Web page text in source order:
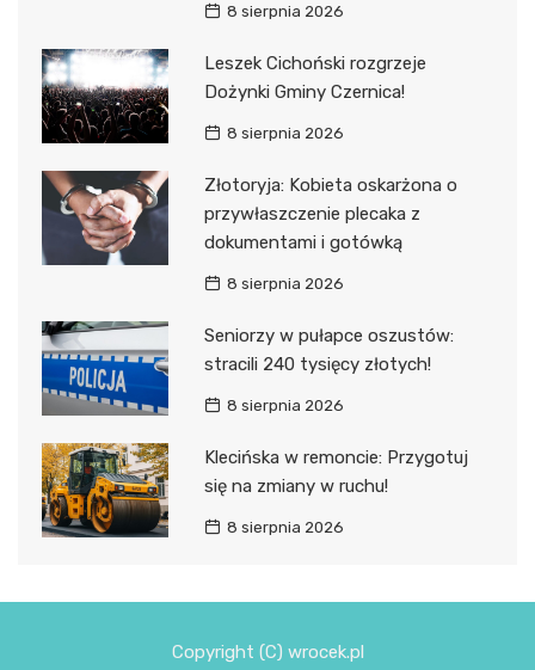
8 sierpnia 2026
Leszek Cichoński rozgrzeje
Dożynki Gminy Czernica!
8 sierpnia 2026
Złotoryja: Kobieta oskarżona o
przywłaszczenie plecaka z
dokumentami i gotówką
8 sierpnia 2026
Seniorzy w pułapce oszustów:
stracili 240 tysięcy złotych!
8 sierpnia 2026
Klecińska w remoncie: Przygotuj
się na zmiany w ruchu!
8 sierpnia 2026
Copyright (C) wrocek.pl